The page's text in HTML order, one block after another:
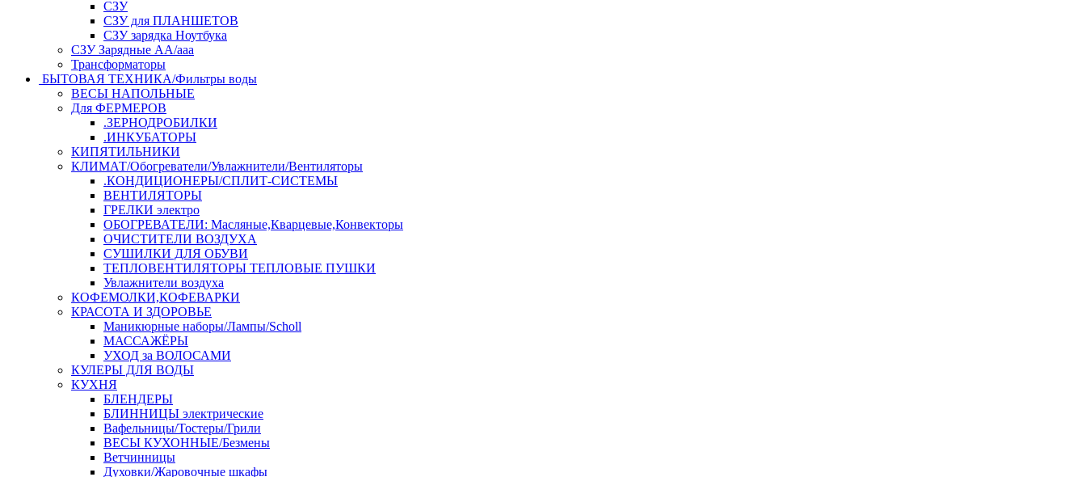
СЗУ
СЗУ для ПЛАНШЕТОВ
СЗУ зарядка Ноутбука
СЗУ Зарядные АА/ааа
Трансформаторы
БЫТОВАЯ ТЕХНИКА/Фильтры воды
ВЕСЫ НАПОЛЬНЫЕ
Для ФЕРМЕРОВ
.ЗЕРНОДРОБИЛКИ
.ИНКУБАТОРЫ
КИПЯТИЛЬНИКИ
КЛИМАТ/Обогреватели/Увлажнители/Вентиляторы
.КОНДИЦИОНЕРЫ/СПЛИТ-СИСТЕМЫ
ВЕНТИЛЯТОРЫ
ГРЕЛКИ электро
ОБОГРЕВАТЕЛИ: Масляные,Кварцевые,Конвекторы
ОЧИСТИТЕЛИ ВОЗДУХА
СУШИЛКИ ДЛЯ ОБУВИ
ТЕПЛОВЕНТИЛЯТОРЫ ТЕПЛОВЫЕ ПУШКИ
Увлажнители воздуха
КОФЕМОЛКИ,КОФЕВАРКИ
КРАСОТА И ЗДОРОВЬЕ
Маникюрные наборы/Лампы/Scholl
МАССАЖЁРЫ
УХОД за ВОЛОСАМИ
КУЛЕРЫ ДЛЯ ВОДЫ
КУХНЯ
БЛЕНДЕРЫ
БЛИННИЦЫ электрические
Вафельницы/Тостеры/Грили
ВЕСЫ КУХОННЫЕ/Безмены
Ветчинницы
Духовки/Жаровочные шкафы